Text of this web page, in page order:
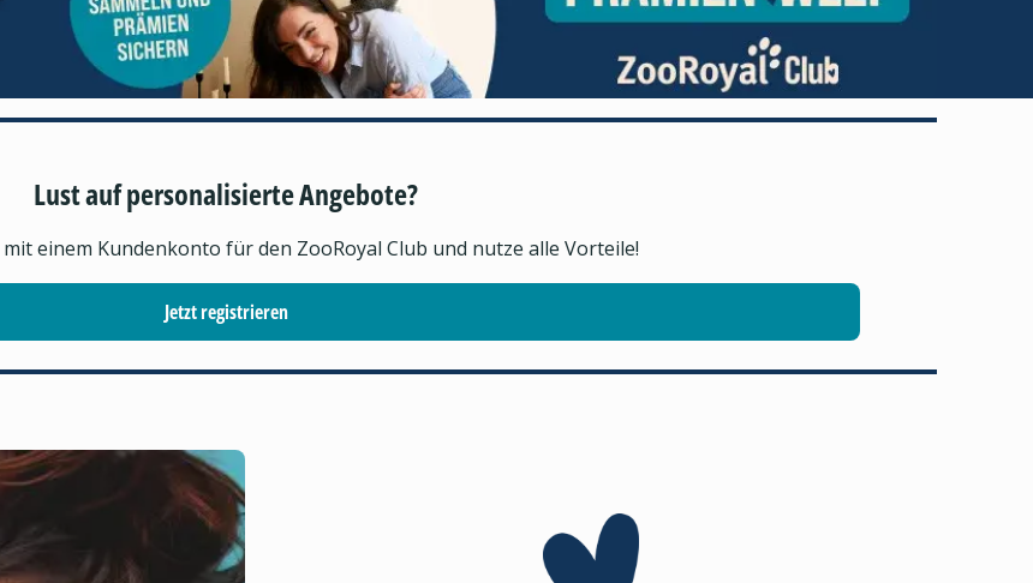
Lust auf personalisierte Angebote?
einem Kundenkonto für den ZooRoyal Club und nutze alle Vorteile!
Jetzt registrieren